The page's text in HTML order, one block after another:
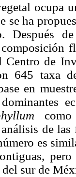
ocupa
se ha
Después
Centro de
645 taxa
en
de las
es
sur de